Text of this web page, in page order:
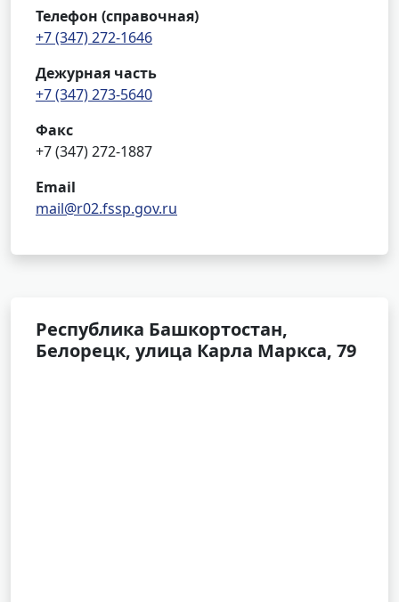
Телефон (справочная)
+7 (347) 272-1646
Дежурная часть
+7 (347) 273-5640
Факс
+7 (347) 272-1887
Email
mail@r02.fssp.gov.ru
Республика Башкортостан,
Белорецк, улица Карла Маркса, 79